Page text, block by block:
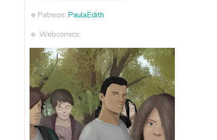
🔹Patreon: PaulaEdith
🔹 Webcomics: